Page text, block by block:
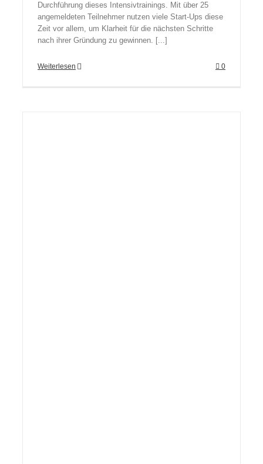
Durchführung dieses Intensivtrainings. Mit über 25
angemeldeten Teilnehmer nutzen viele Start-Ups diese
Zeit vor allem, um Klarheit für die nächsten Schritte
nach ihrer Gründung zu gewinnen. [...]
Weiterlesen 0